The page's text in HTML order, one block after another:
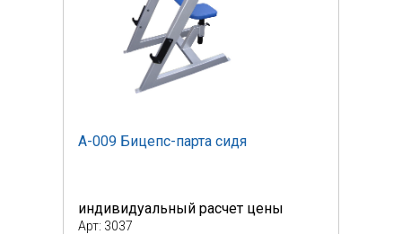
А-009 Бицепс-парта сидя
индивидуальный расчет цены
Арт: 3037